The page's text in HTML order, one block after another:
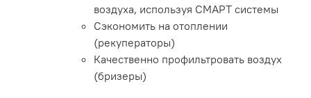
воздуха, используя СМАРТ системы
Сэкономить на отоплении
(рекуператоры)
Качественно профильтровать воздух
(бризеры)